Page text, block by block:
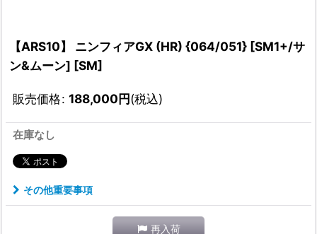
【ARS10】 ニンフィアGX (HR) {064/051} [SM1+/サ
ン&ムーン] [SM]
販売価格: 188,000円(税込)
在庫なし
その他重要事項
再入荷